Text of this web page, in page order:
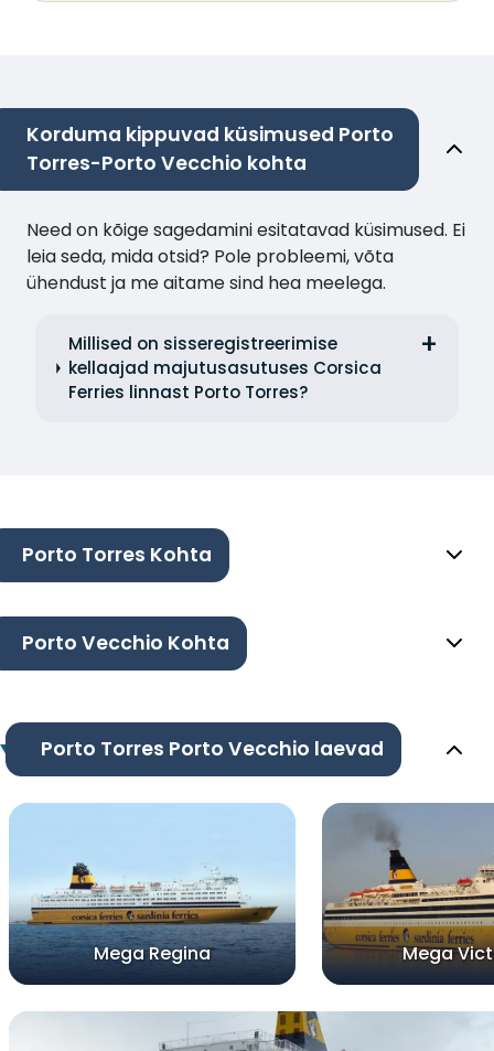
Korduma kippuvad küsimused Porto
Torres-Porto Vecchio kohta
Need on kõige sagedamini esitatavad küsimused. Ei
leia seda, mida otsid? Pole probleemi, võta
ühendust ja me aitame sind hea meelega.
Millised on sisseregistreerimise
kellaajad majutusasutuses Corsica
Ferries linnast Porto Torres?
Porto Torres Kohta
Porto Vecchio Kohta
Porto Torres Porto Vecchio laevad
Mega Regina Mega